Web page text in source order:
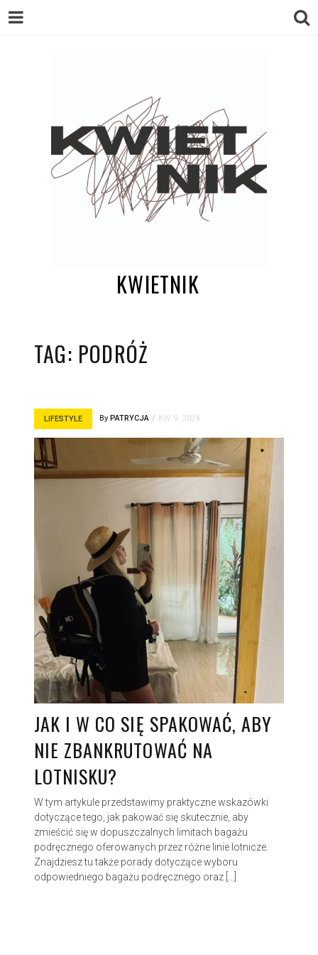
KWIETNIK
TAG: PODRÓŻ
LIFESTYLE By PATRYCJA KW. 9, 2024
JAK I W CO SIĘ SPAKOWAĆ, ABY
NIE ZBANKRUTOWAĆ NA
LOTNISKU?
W tym artykule przedstawimy praktyczne wskazówki
dotyczące tego, jak pakować się skutecznie, aby
zmieścić się w dopuszczalnych limitach bagażu
podręcznego oferowanych przez różne linie lotnicze.
Znajdziesz tu także porady dotyczące wyboru
odpowiedniego bagażu podręcznego oraz […]